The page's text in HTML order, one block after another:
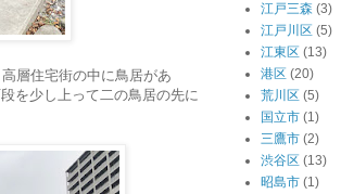
層住宅街の中に鳥居があ
を少し上って二の鳥居の先に
江戸三森 (3)
江戸川区 (5)
江東区 (13)
港区 (20)
荒川区 (5)
国立市 (1)
三鷹市 (2)
渋谷区 (13)
昭島市 (1)